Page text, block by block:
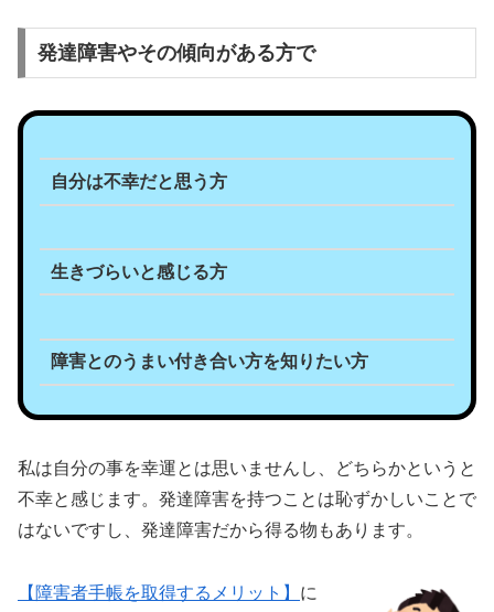
発達障害やその傾向がある方で
自分は不幸だと思う方
生きづらいと感じる方
障害とのうまい付き合い方を知りたい方
私は自分の事を幸運とは思いませんし、どちらかというと
不幸と感じます。発達障害を持つことは恥ずかしいことで
はないですし、発達障害だから得る物もあります。
【障害者手帳を取得するメリット】 に